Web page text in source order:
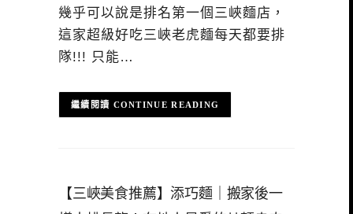
幾乎可以說是排名第一個三峽麵店，
這家超級好吃三峽老虎麵每天都要排
隊!!! 只能…
CONTINUE READING
【三峽美食推薦】添巧麵｜搬家後一